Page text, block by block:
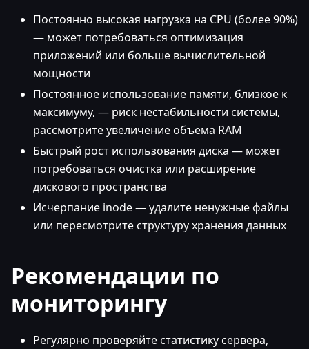
Постоянно высокая нагрузка на CPU (более 90%)
— может потребоваться оптимизация
приложений или больше вычислительной
мощности
Постоянное использование памяти, близкое к
максимуму, — риск нестабильности системы,
рассмотрите увеличение объема RAM
Быстрый рост использования диска — может
потребоваться очистка или расширение
дискового пространства
Исчерпание inode — удалите ненужные файлы
или пересмотрите структуру хранения данных
Рекомендации по
мониторингу
Регулярно проверяйте статистику сервера,